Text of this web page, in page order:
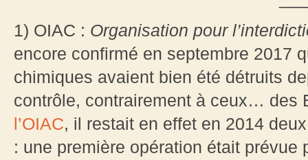
1) OIAC : Organisation pour
encore confirmé en septembre 2017
chimiques avaient bien été détruits
contrôle, contrairement à ceux… des
l’OIAC, il restait en effet en 2014
: une première opération était prévue